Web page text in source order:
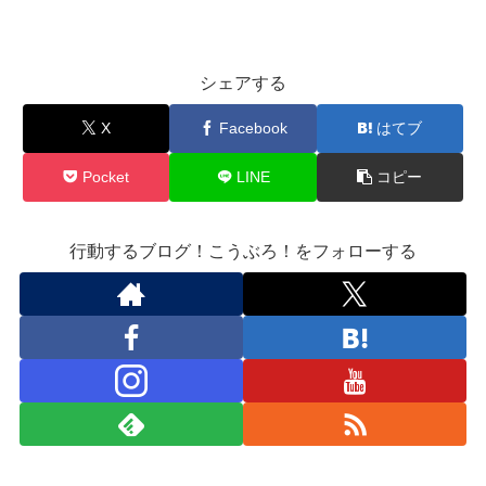
シェアする
X Facebook はてブ
Pocket LINE コピー
行動するブログ！こうぶろ！をフォローする